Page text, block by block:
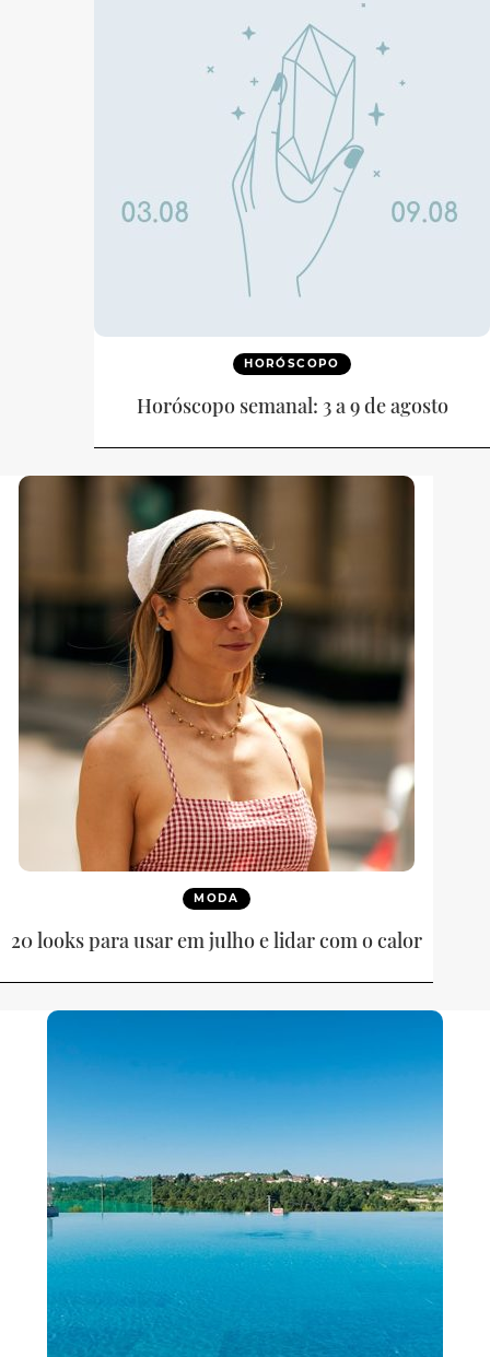
HORÓSCOPO
Horóscopo semanal: 3 a 9 de agosto
MODA
20 looks para usar em julho e lidar com o calor